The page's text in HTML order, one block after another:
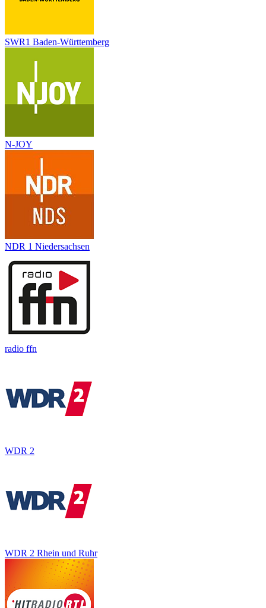
SWR1 Baden-Württemberg
N-JOY
NDR 1 Niedersachsen
radio ffn
WDR 2
WDR 2 Rhein und Ruhr